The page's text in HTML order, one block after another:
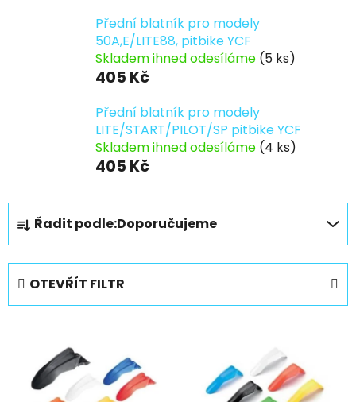
Přední blatník pro modely
50A,E/LITE88, pitbike YCF
Skladem ihned odesíláme (5 ks)
405 Kč
Přední blatník pro modely
LITE/START/PILOT/SP pitbike YCF
Skladem ihned odesíláme (4 ks)
405 Kč
Ř
a
z
e
n
í
Řadit podle:Doporučujeme
OTEVŘÍT FILTR